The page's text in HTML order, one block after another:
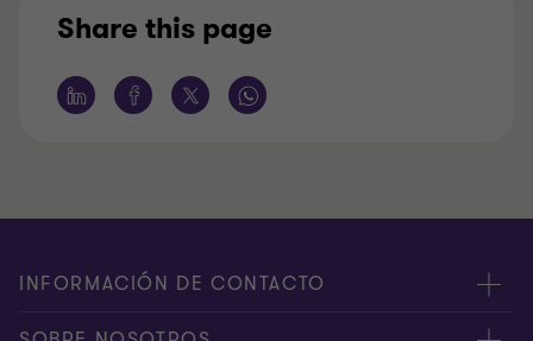
Share this page
INFORMACIÓN DE CONTACTO